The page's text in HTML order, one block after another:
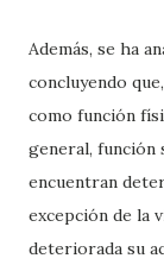
Además, se ha
concluyendo
como función
general, función
encuentran
excepción de la
deteriorada su